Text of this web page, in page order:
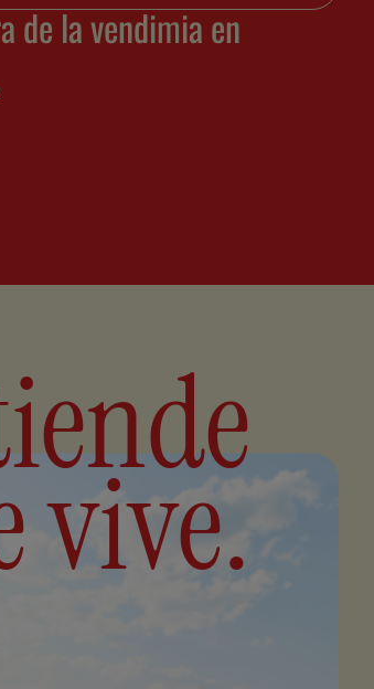
de la vendimia en
vive.